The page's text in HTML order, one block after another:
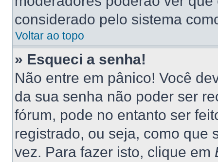
considerado pelo sistema
Voltar ao topo
» Esqueci a senha!
Não entre em pânico! Você
da sua senha não poder ser
fórum, pode no entanto ser
registrado, ou seja, como que
vez. Para fazer isto, clique em